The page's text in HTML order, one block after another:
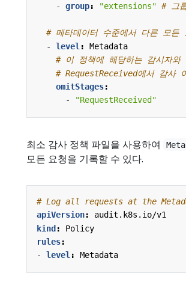
- group: "extensions" # 그
# 메타데이터 수준에서 다른 모
- level :
Metadata
# 이 정책에 해당하는 감시자와
# RequestReceived에서 감사
omitStages:
-
"RequestReceived"
최소 감사 정책 파일을 사용하여
모든 요청을 기록할 수 있다.
# Log all requests at the
apiVersion:
audit.k8s.io/v1
kind:
Policy
rules:
- level: Metadata